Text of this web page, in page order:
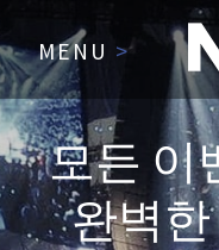
MENU >
모든 이
완벽